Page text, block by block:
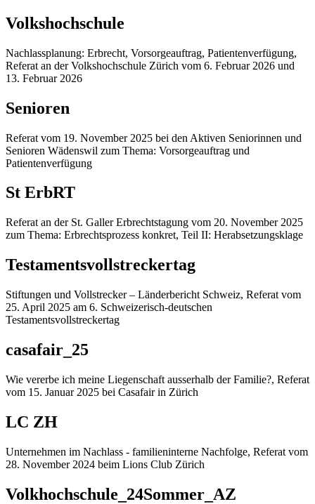
Volkshochschule
Nachlassplanung: Erbrecht, Vorsorgeauftrag, Patientenverfügung,
Referat an der Volkshochschule Zürich vom 6. Februar 2026 und
13. Februar 2026
Senioren
Referat vom 19. November 2025 bei den Aktiven Seniorinnen und
Senioren Wädenswil zum Thema: Vorsorgeauftrag und
Patientenverfügung
St ErbRT
Referat an der St. Galler Erbrechtstagung vom 20. November 2025
zum Thema: Erbrechtsprozess konkret, Teil II: Herabsetzungsklage
Testamentsvollstreckertag
Stiftungen und Vollstrecker – Länderbericht Schweiz, Referat vom
25. April 2025 am 6. Schweizerisch-deutschen
Testamentsvollstreckertag
casafair_25
Wie vererbe ich meine Liegenschaft ausserhalb der Familie?, Referat
vom 15. Januar 2025 bei Casafair in Zürich
LC ZH
Unternehmen im Nachlass - familieninterne Nachfolge, Referat vom
28. November 2024 beim Lions Club Zürich
Volkhochschule_24Sommer_AZ